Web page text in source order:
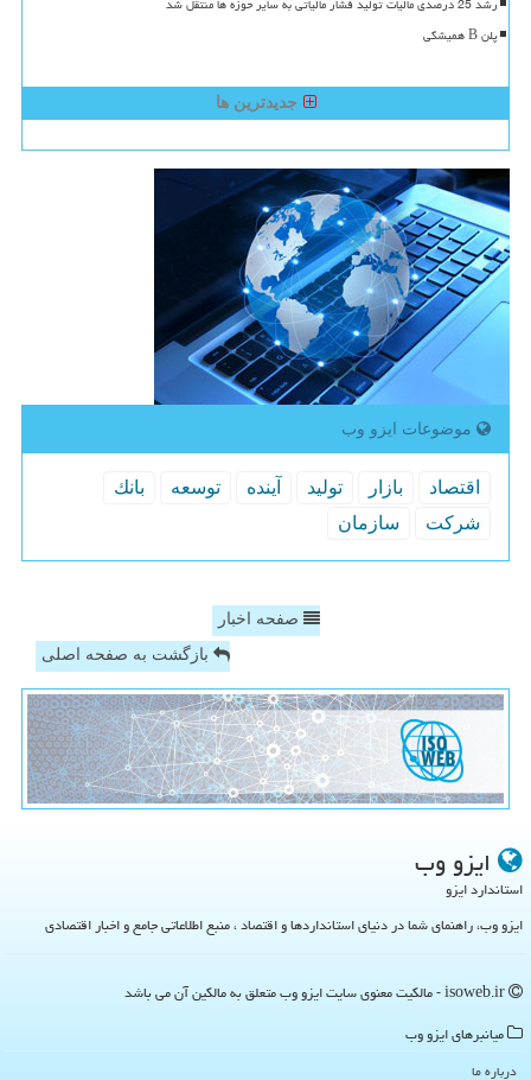
رشد 25 درصدی مالیات تولید فشار مالیاتی به سایر حوزه ها منتقل شد
پلن B همیشگی
جدیدترین ها
موضوعات ایزو وب
اقتصاد بازار تولید آینده توسعه
بانك
شركت
سازمان
صفحه اخبار
بازگشت به صفحه اصلی
ایزو وب
استاندارد ایزو
ایزو وب، راهنمای شما در دنیای استانداردها و اقتصاد ، منبع اطلاعاتی جامع و اخبار اقتصادی
میانبرهای ایزو وب
درباره ما